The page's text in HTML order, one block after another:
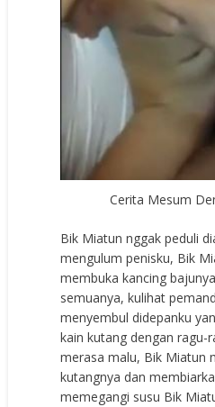
Cerita Mesum
Bik Miatun nggak peduli
mengulum penisku, Bik
membuka kancing
semuanya, kulihat
menyembul didepanku
kain kutang dengan ragu-
merasa malu, Bik Miatun
kutangnya dan
memegangi susu Bik